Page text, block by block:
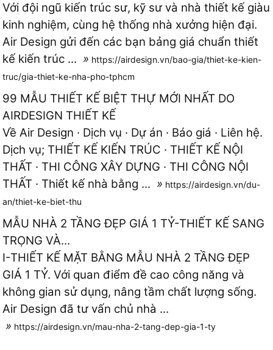
Với đội ngũ kiến trúc sư, kỹ sư và nhà thiết kế giàu
kinh nghiệm, cùng hệ thống nhà xưởng hiện đại.
Air Design gửi đến các bạn bảng giá chuẩn thiết
kế kiến trúc ... » https://airdesign.vn/bao-gia/thiet-ke-kien-
truc/gia-thiet-ke-nha-pho-tphcm
99 MẪU THIẾT KẾ BIỆT THỰ MỚI NHẤT DO
AIRDESIGN THIẾT KẾ
Về Air Design · Dịch vụ · Dự án · Báo giá · Liên hệ.
Dịch vụ; THIẾT KẾ KIẾN TRÚC · THIẾT KẾ NỘI
THẤT · THI CÔNG XÂY DỰNG · THI CÔNG NỘI
THẤT · Thiết kế nhà bằng ... » https://airdesign.vn/du-
an/thiet-ke-biet-thu
MẪU NHÀ 2 TẦNG ĐẸP GIÁ 1 TỶ-THIẾT KẾ SANG
TRỌNG VÀ...
I-THIẾT KẾ MẶT BẰNG MẪU NHÀ 2 TẦNG ĐẸP
GIÁ 1 TỶ. Với quan điểm đề cao công năng và
không gian sử dụng, nâng tầm chất lượng sống.
Air Design đã tư vấn chủ nhà ...
» https://airdesign.vn/mau-nha-2-tang-dep-gia-1-ty